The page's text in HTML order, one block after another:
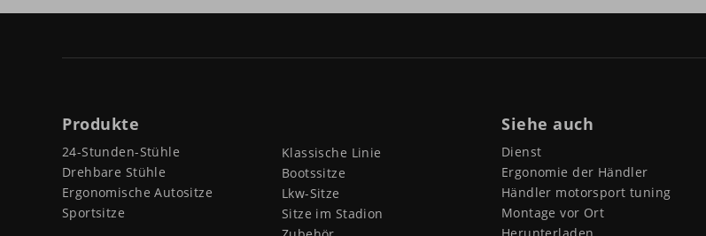
Produkte
24-Stunden-Stühle
Drehbare Stühle
Ergonomische Autositze
Sportsitze
Klassische Linie
Bootssitze
Lkw-Sitze
Sitze im Stadion
Siehe auch
Dienst
Ergonomie der Händler
Händler motorsport tuning
Montage vor Ort